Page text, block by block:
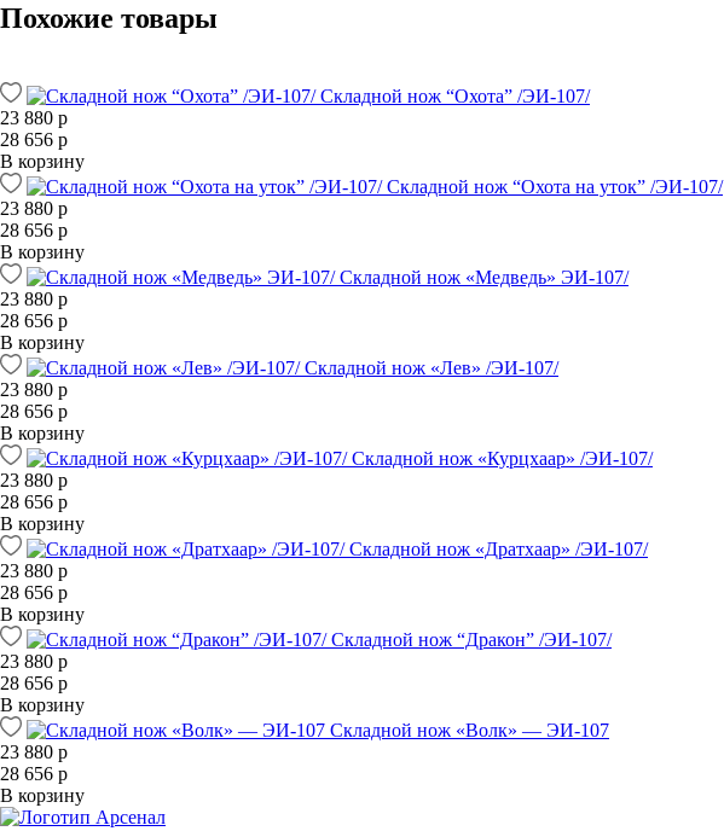
Похожие товары
Складной нож “Охота” /ЭИ-107/
23 880 р
28 656 р
В корзину
Складной нож “Охота на уток” /ЭИ-107/
23 880 р
28 656 р
В корзину
Складной нож «Медведь» ЭИ-107/
23 880 р
28 656 р
В корзину
Складной нож «Лев» /ЭИ-107/
23 880 р
28 656 р
В корзину
Складной нож «Курцхаар» /ЭИ-107/
23 880 р
28 656 р
В корзину
Складной нож «Дратхаар» /ЭИ-107/
23 880 р
28 656 р
В корзину
Складной нож “Дракон” /ЭИ-107/
23 880 р
28 656 р
В корзину
Складной нож «Волк» — ЭИ-107
23 880 р
28 656 р
В корзину